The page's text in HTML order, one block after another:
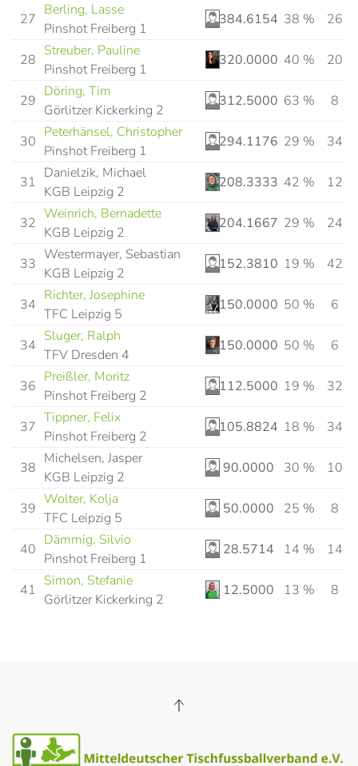
27
Berling, Lasse
Pinshot Freiberg 1
384.6154 38 % 26
28
Streuber, Pauline
Pinshot Freiberg 1
320.0000 40 % 20
29
Döring, Tim
Görlitzer Kickerking 2
312.5000 63 % 8
30
Peterhänsel, Christopher
Pinshot Freiberg 1
294.1176 29 % 34
31
Danielzik, Michael
KGB Leipzig 2
208.3333 42 % 12
32
Weinrich, Bernadette
KGB Leipzig 2
204.1667 29 % 24
33
Westermayer, Sebastian
KGB Leipzig 2
152.3810 19 % 42
34
Richter, Josephine
TFC Leipzig 5
150.0000 50 % 6
34
Sluger, Ralph
TFV Dresden 4
150.0000 50 % 6
36
Preißler, Moritz
Pinshot Freiberg 2
112.5000 19 % 32
37
Tippner, Felix
Pinshot Freiberg 2
105.8824 18 % 34
38
Michelsen, Jasper
KGB Leipzig 2
90.0000 30 % 10
39
Wolter, Kolja
TFC Leipzig 5
50.0000 25 % 8
40
Dämmig, Silvio
Pinshot Freiberg 1
28.5714 14 % 14
41
Simon, Stefanie
Görlitzer Kickerking 2
12.5000 13 % 8